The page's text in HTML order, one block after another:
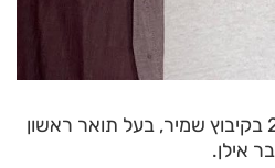
רפאל ליוטרין נולד ב-2002 בקיבוץ שמיר, בעל תואר ראשון
אילן.